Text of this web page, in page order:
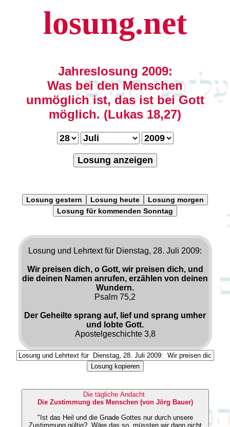
losung.net
Jahreslosung 2009:
Was bei den Menschen
unmöglich ist, das ist bei Gott
möglich. (Lukas 18,27)
Losung anzeigen
Losung gestern Losung heute
Losung morgen
Losung für kommenden Sonntag
Losung und Lehrtext für Dienstag, 28. Juli 2009:
Wir preisen dich, o Gott, wir preisen dich, und
die deinen Namen anrufen, erzählen von deinen
Wundern.
Psalm 75,2
Der Geheilte sprang auf, lief und sprang umher
und lobte Gott.
Apostelgeschichte 3,8
Losung kopieren
Die tägliche Andacht
Die Zustimmung des Menschen (von Jörg Bauer)
"Ist das Heil und die Gnade Gottes nur durch unsere
Zustimmung gültig?. Wäre das so, müssten wir dann nicht